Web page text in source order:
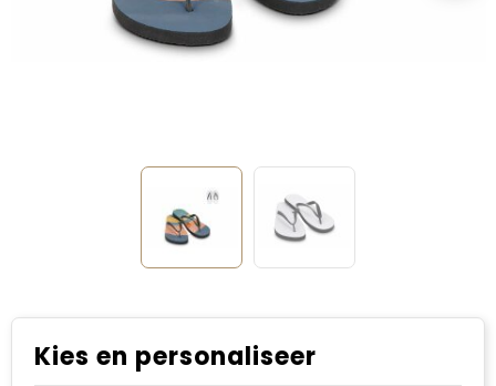
Zomergeschenken
Zomerpakketten
Kies en personaliseer